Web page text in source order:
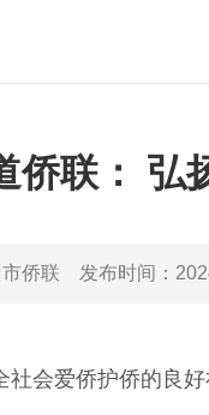
侨联： 弘
侨联 发布时间：
爱侨护侨的良